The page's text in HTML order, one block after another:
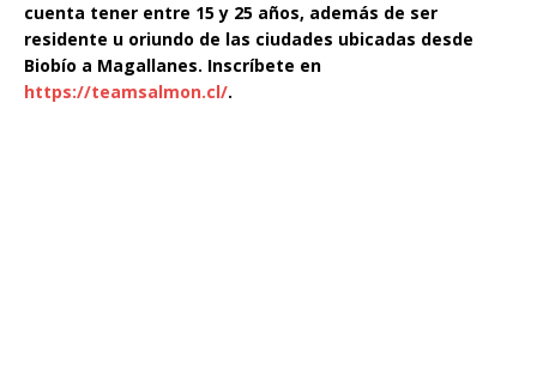
cuenta tener entre 15 y 25 años, además de ser
residente u oriundo de las ciudades ubicadas desde
Biobío a Magallanes. Inscríbete en
https://teamsalmon.cl/.